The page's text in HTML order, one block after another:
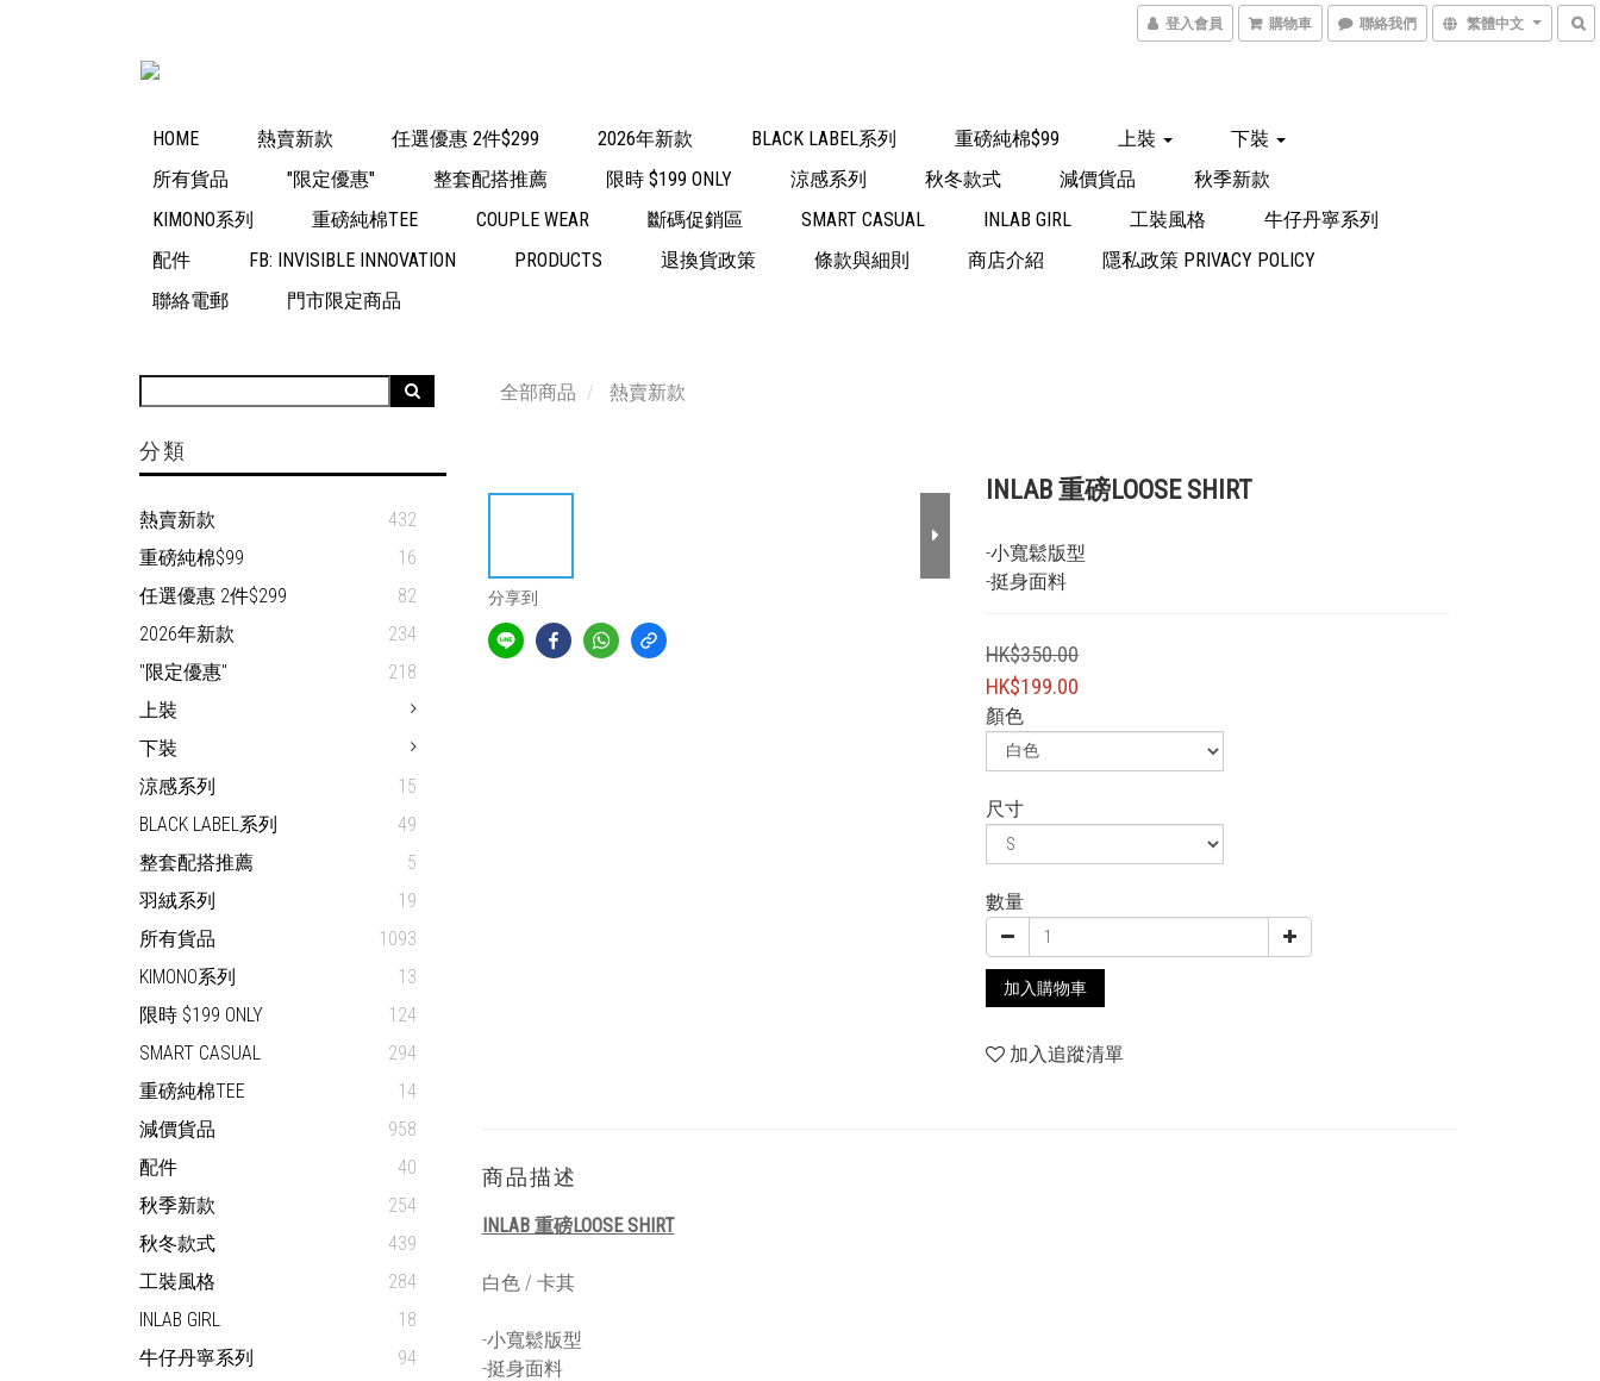
登入會員 購物車 聯絡我們 繁體中文
HOME 熱賣新款 任選優惠 2件$299 2026年新款 BLACK LABEL系列 重磅純棉$99 上裝
下裝
所有貨品
"限定優惠" 整套配搭推薦 限時 $199 ONLY 涼感系列 秋冬款式 減價貨品
秋季新款
KIMONO系列
重磅純棉TEE COUPLE WEAR 斷碼促銷區 SMART CASUAL INLAB GIRL 工裝風格
牛仔丹寧系列
配件
FB: INVISIBLE INNOVATION PRODUCTS 退換貨政策 條款與細則 商店介紹
隱私政策 PRIVACY POLICY
聯絡電郵
門市限定商品
分類
熱賣新款
432
重磅純棉$99
16
任選優惠 2件$299
82
2026年新款
234
"限定優惠"
218
上裝
下裝
涼感系列
15
BLACK LABEL系列
49
整套配搭推薦
5
羽絨系列
19
所有貨品
1093
KIMONO系列
13
限時 $199 ONLY
124
SMART CASUAL
294
重磅純棉TEE
14
減價貨品
958
配件
40
秋季新款
254
秋冬款式
439
工裝風格
284
INLAB GIRL
18
牛仔丹寧系列
94
全部商品 熱賣新款
分享到
INLAB 重磅LOOSE SHIRT
-小寬鬆版型
-挺身面料
HK$350.00
HK$199.00
顏色
尺寸
數量
加入購物車
加入追蹤清單
商品描述
INLAB 重磅LOOSE SHIRT
白色 / 卡其
-小寬鬆版型
-挺身面料